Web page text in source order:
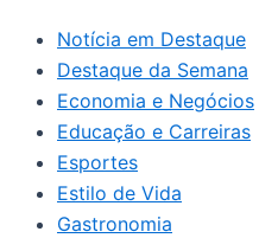
Notícia em Destaque
Destaque da Semana
Economia e Negócios
Educação e Carreiras
Esportes
Estilo de Vida
Gastronomia